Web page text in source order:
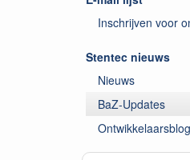
Inschrijven voor
Stentec nieuws
Nieuws
BaZ-Updates
Ontwikkelaarsblog